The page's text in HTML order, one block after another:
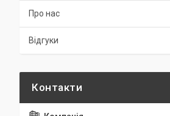
Про нас
Відгуки